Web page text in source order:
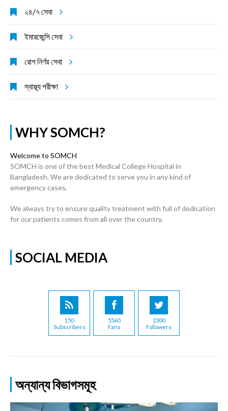
২৪/৭ সেবা
ইমারজেন্সি সেবা
রোগ নির্ণয় সেবা
স্বাস্থ্য পরীক্ষা
WHY SOMCH?
Welcome to SOMCH
SOMCH is one of the best Medical College Hospital in
Bangladesh. We are dedicated to serve you in any kind of
emergency cases.
We always try to ensure quality treatment with full of dedication
for our patients comes from all over the country.
SOCIAL MEDIA
150
Subscribers
5560
Fans
2300
Followers
অন্যান্য বিভাগসমূহ